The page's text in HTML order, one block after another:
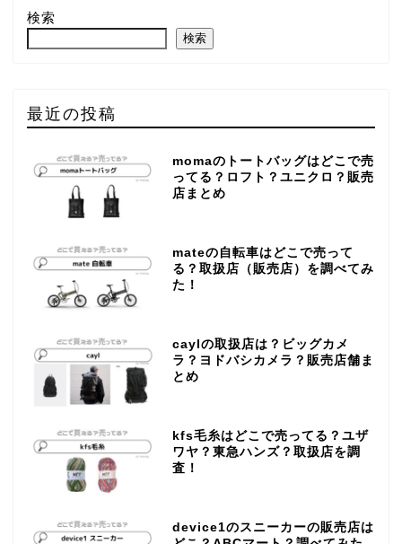
検索
検索
最近の投稿
momaのトートバッグはどこで売
ってる？ロフト？ユニクロ？販売
店まとめ
mateの自転車はどこで売って
る？取扱店（販売店）を調べてみ
た！
caylの取扱店は？ビッグカメ
ラ？ヨドバシカメラ？販売店舗ま
とめ
kfs毛糸はどこで売ってる？ユザ
ワヤ？東急ハンズ？取扱店を調
査！
device1のスニーカーの販売店は